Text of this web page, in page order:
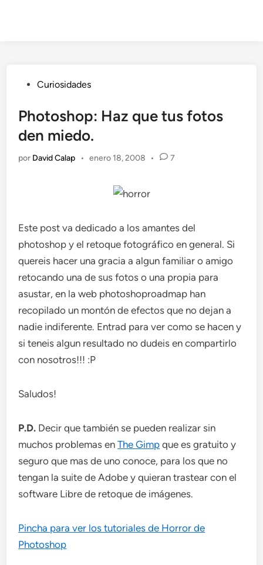
Publicado
Curiosidades
Photoshop: Haz que tus fotos
den miedo.
por David Calap • enero 18, 2008 • 7
Este post va dedicado a los amantes del
photoshop y el retoque fotográfico en general. Si
quereis hacer una gracia a algun familiar o amigo
retocando una de sus fotos o una propia para
asustar, en la web photoshoproadmap han
recopilado un montón de efectos que no dejan a
nadie indiferente. Entrad para ver como se hacen y
si teneis algun resultado no dudeis en compartirlo
con nosotros!!! :P
Saludos!
P.D. Decir que también se pueden realizar sin
muchos problemas enThe Gimp que es gratuito y
seguro que mas de uno conoce, para los que no
tengan la suite de Adobe y quieran trastear con el
software Libre de retoque de imágenes.
Pincha para ver los tutoriales de Horror de
Photoshop